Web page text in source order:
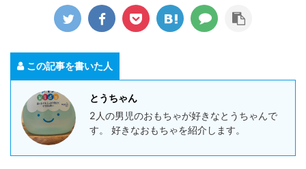
この記事を書いた人
とうちゃん
2人の男児のおもちゃが好きなとうちゃんで
す。 好きなおもちゃを紹介します。